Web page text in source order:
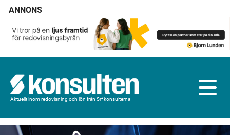
ANNONS
Aktuellt inom redovisning och lön från Srf konsulterna